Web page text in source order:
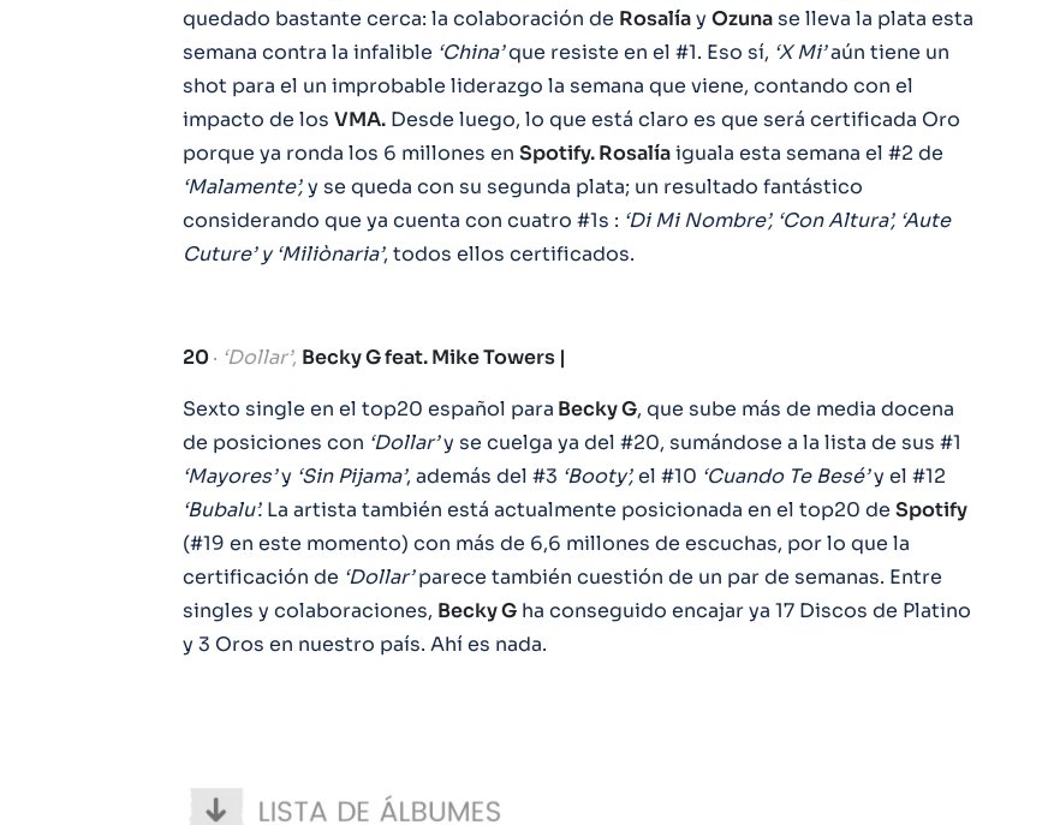
quedado bastante cerca: la colaboración de Rosalíay Ozunase lleva la plata esta
semana contra la infalible ‘China’que resiste en el #1. Eso sí, ‘X Mi’aún tiene un
shot para el un improbable liderazgo la semana que viene, contando con el
impacto de los VMA. Desde luego, lo que está claro es que será certificada Oro
porque ya ronda los 6 millones en Spotify. Rosalíaiguala esta semana el #2 de
‘Malamente’,y se queda con su segunda plata; un resultado fantástico
considerando que ya cuenta con cuatro #1s : ‘Di Mi Nombre’, ‘Con Altura’, ‘Aute
Cuture’ y ‘Miliònaria’, todos ellos certificados.
20 · ‘Dollar’, Becky G feat. Mike Towers |
Sexto single en el top20 español para Becky G, que sube más de media docena
de posiciones con ‘Dollar’y se cuelga ya del #20, sumándose a la lista de sus #1
‘Mayores’y ‘Sin Pijama’, además del #3 ‘Booty’,el #10 ‘Cuando Te Besé’y el #12
‘Bubalu’. La artista también está actualmente posicionada en el top20 de Spotify
(#19 en este momento) con más de 6,6 millones de escuchas, por lo que la
certificación de ‘Dollar’parece también cuestión de un par de semanas. Entre
singles y colaboraciones, Becky G ha conseguido encajar ya 17 Discos de Platino
y 3 Oros en nuestro país. Ahí es nada.